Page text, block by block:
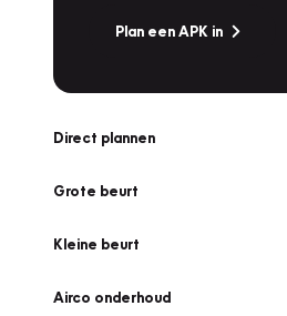
Plan een APK in
Direct plannen
Grote beurt
Kleine beurt
Airco onderhoud